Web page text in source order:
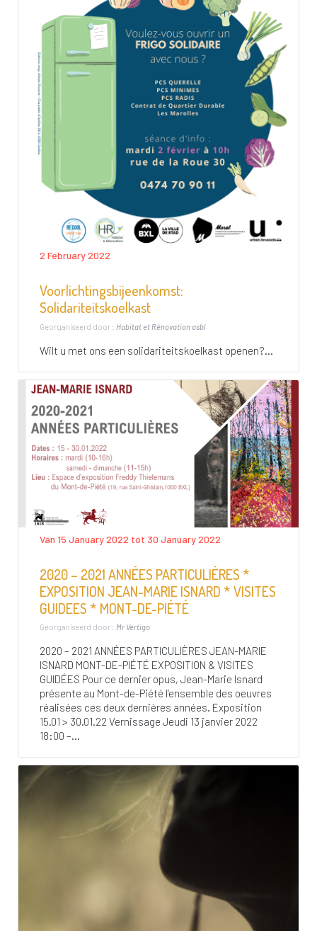
2 February 2022
Voorlichtingsbijeenkomst:
Solidariteitskoelkast
Georganiseerd door : Habitat et Rénovation asbl
Wilt u met ons een solidariteitskoelkast openen?...
Van 15 January 2022 tot 30 January 2022
2020 – 2021 ANNÉES PARTICULIÈRES *
EXPOSITION JEAN-MARIE ISNARD * VISITES
GUIDEES * MONT-DE-PIÉTÉ
Georganiseerd door : Mr Vertigo
2020 – 2021 ANNÉES PARTICULIÈRES JEAN-MARIE
ISNARD MONT-DE-PIÉTÉ EXPOSITION & VISITES
GUIDÉES Pour ce dernier opus, Jean-Marie Isnard
présente au Mont-de-Piété l’ensemble des oeuvres
réalisées ces deux dernières années. Exposition
15.01 > 30.01.22 Vernissage Jeudi 13 janvier 2022
18:00 –...